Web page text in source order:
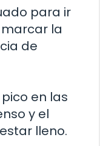
para ir
la
de
en las
y el
lleno.